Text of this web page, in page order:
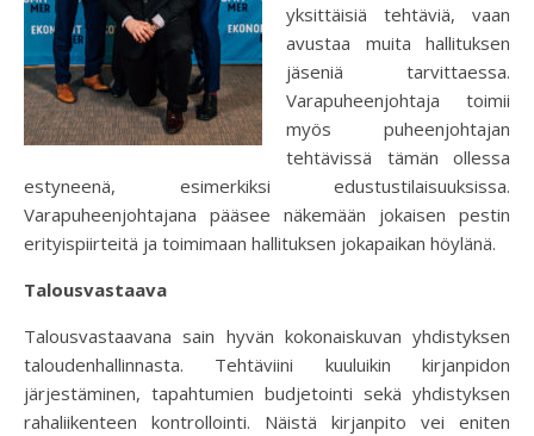
yksittäisiä tehtäviä, vaan
avustaa muita hallituksen
jäseniä tarvittaessa.
Varapuheenjohtaja toimii
myös puheenjohtajan
tehtävissä tämän ollessa
estyneenä, esimerkiksi edustustilaisuuksissa.
Varapuheenjohtajana pääsee näkemään jokaisen pestin
erityispiirteitä ja toimimaan hallituksen jokapaikan höylänä.
Talousvastaava
Talousvastaavana sain hyvän kokonaiskuvan yhdistyksen
taloudenhallinnasta. Tehtäviini kuuluikin kirjanpidon
järjestäminen, tapahtumien budjetointi sekä yhdistyksen
rahaliikenteen kontrollointi. Näistä kirjanpito vei eniten